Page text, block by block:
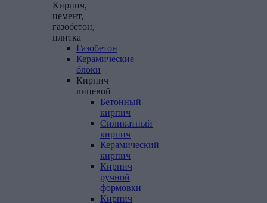
Кирпич,
цемент,
газобетон,
плитка
Газобетон
Керамические
блоки
Кирпич
лицевой
Бетонный
кирпич
Силикатный
кирпич
Керамический
кирпич
Кирпич
ручной
формовки
Кирпич